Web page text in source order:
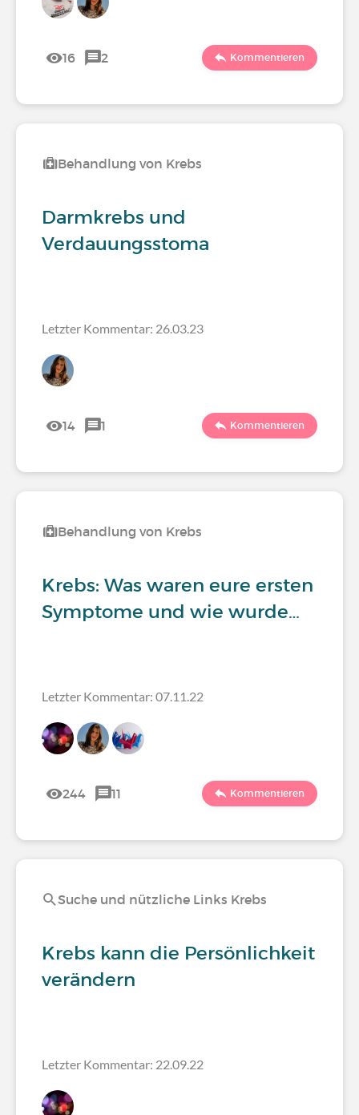
16 2 Kommentieren
Behandlung von Krebs
Darmkrebs und
Verdauungsstoma
Letzter Kommentar: 26.03.23
14 1 Kommentieren
Behandlung von Krebs
Krebs: Was waren eure ersten
Symptome und wie wurde…
Letzter Kommentar: 07.11.22
244 11 Kommentieren
Suche und nützliche Links Krebs
Krebs kann die Persönlichkeit
verändern
Letzter Kommentar: 22.09.22